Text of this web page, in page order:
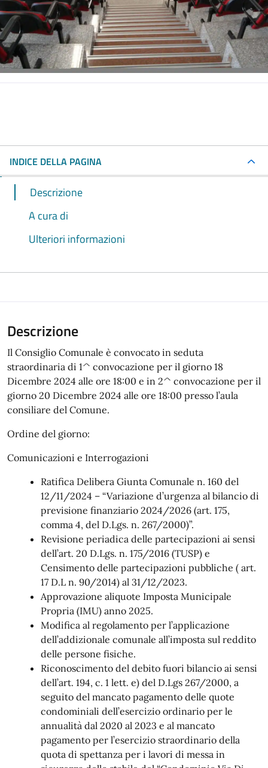
INDICE DELLA PAGINA
Descrizione
A cura di
Ulteriori informazioni
Descrizione
Il Consiglio Comunale è convocato in seduta
straordinaria di 1^ convocazione per il giorno 18
Dicembre 2024 alle ore 18:00 e in 2^ convocazione per il
giorno 20 Dicembre 2024 alle ore 18:00 presso l’aula
consiliare del Comune.
Ordine del giorno:
Comunicazioni e Interrogazioni
Ratifica Delibera Giunta Comunale n. 160 del
12/11/2024 – “Variazione d’urgenza al bilancio di
previsione finanziario 2024/2026 (art. 175,
comma 4, del D.Lgs. n. 267/2000)”.
Revisione periadica delle partecipazioni ai sensi
dell’art. 20 D.Lgs. n. 175/2016 (TUSP) e
Censimento delle partecipazioni pubbliche ( art.
17 D.L n. 90/2014) al 31/12/2023.
Approvazione aliquote Imposta Municipale
Propria (IMU) anno 2025.
Modifica al regolamento per l’applicazione
dell’addizionale comunale all’imposta sul reddito
delle persone fisiche.
Riconoscimento del debito fuori bilancio ai sensi
dell’art. 194, c. 1 lett. e) del D.Lgs 267/2000, a
seguito del mancato pagamento delle quote
condominiali dell’esercizio ordinario per le
annualità dal 2020 al 2023 e al mancato
pagamento per l’esercizio straordinario della
quota di spettanza per i lavori di messa in